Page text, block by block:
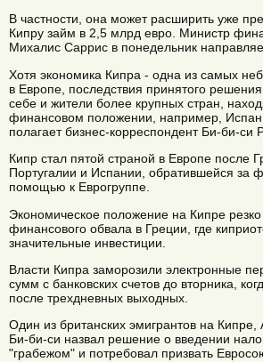
В частности, она может расширить уже
Кипру займ в 2,5 млрд евро. Министр
Михалис Саррис в понедельник
Хотя экономика Кипра - одна из самых
в Европе, последствия принятого
себе и жители более крупных стран,
финансовом положении, например,
полагает бизнес-корреспондент Би-би-си
Кипр стал пятой страной в Европе после
Португалии и Испании, обратившейся за
помощью к Еврогруппе.
Экономическое положение на Кипре
финансового обвала в Греции, где
значительные инвестиции.
Власти Кипра заморозили электронные
сумм с банковских счетов до вторника,
после трехдневных выходных.
Один из британских эмигрантов на Кипре,
Би-би-си назвал решение о введении
"грабежом" и потребовал призвать